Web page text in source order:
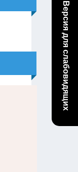
Версия для слабовидящих